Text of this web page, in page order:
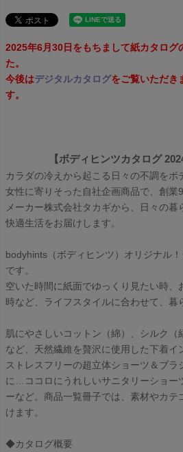
2025年6月30日をもちまして紙カタログ
た。
今後はデジタルカタログをご覧いただき
す。
【ボディヒンツカタログ
カラダの冷えから起こる日々の不調をボ
女性に寄りそった自社企画商品で、創業
メーカー株式会社タカギから、日々の
快適生活をお届けします。
bodyhints（ボディヒンツ）オリジナル
です。
空いた時間に紙面でゆっくり見たい時、
時など、ライフスタイルに合わせて、暮
肌にやさしいコットン（綿）、シルク（
など、天然繊維を贅沢に使用した下着イ
ストレスフリーの超立体ショーツ＆ブラ
に…ココロにうれしいサニタリーショー
ーなど。商品一覧冊子では、素材やカテ
けます。
◆カタログ概要